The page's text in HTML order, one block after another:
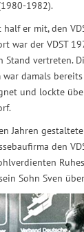
1982).
half er mit, den
war der VDST
Stand vertreten.
war damals
und lockte
Jahren
den
Sohn Sven